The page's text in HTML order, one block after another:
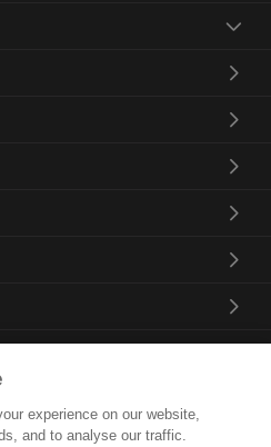
experience on our website,
and to analyse our traffic.